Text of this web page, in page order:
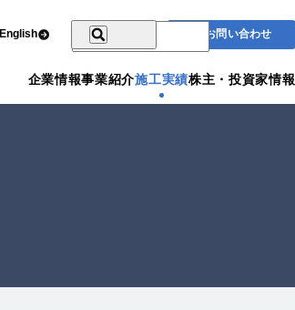
English お問い合わせ
企業情報事業紹介施工実績株主・投資家情報